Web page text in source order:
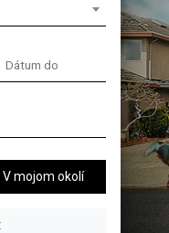
V mojom okolí
Previous